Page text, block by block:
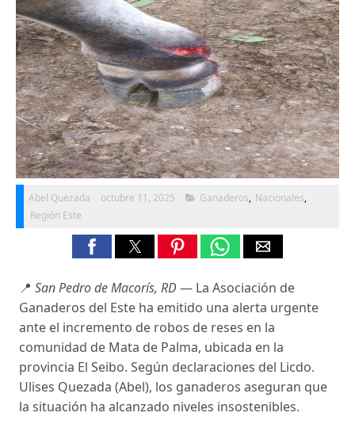
Abel Quezada octubre 11, 2025 Ganaderos, Nacionales,
Región Este
📍 San Pedro de Macorís, RD— La Asociación de
Ganaderos del Este ha emitido una alerta urgente
ante el incremento de robos de reses en la
comunidad de Mata de Palma, ubicada en la
provincia El Seibo. Según declaraciones del Licdo.
Ulises Quezada (Abel), los ganaderos aseguran que
la situación ha alcanzado niveles insostenibles.